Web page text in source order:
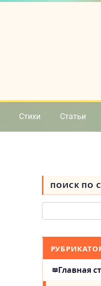
Стихи Статьи
ПОИСК ПО
Главная